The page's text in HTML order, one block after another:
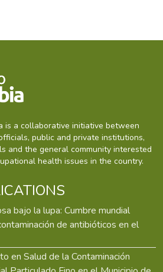
is a collaborative initiative between
public and private institutions,
and the general community interested
health issues in the country.
bajo la lupa: Cumbre mundial
de antibióticos en el
en Salud de la Contaminación